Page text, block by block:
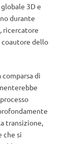
3D e
durante
, ricercatore
coautore dello
di
transizione,
che si